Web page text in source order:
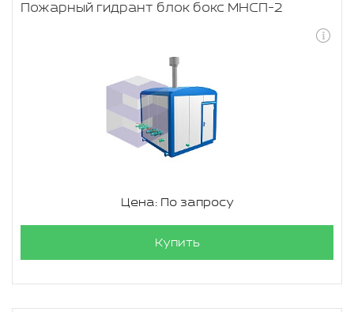
Пожарный гидрант блок бокс МНСП-2
Цена: По запросу
Купить